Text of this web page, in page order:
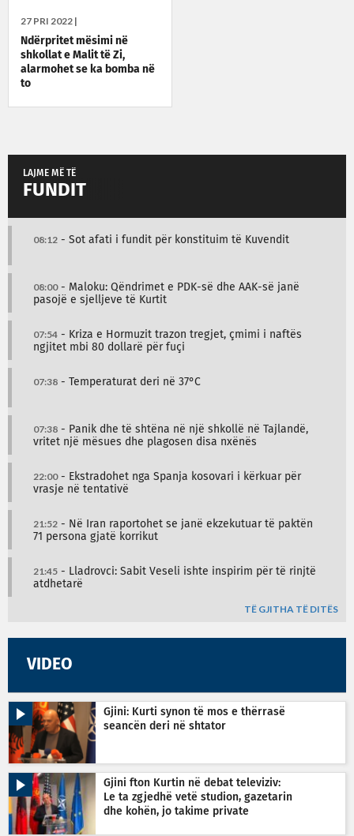
27 PRI 2022 |
Ndërpritet mësimi në
shkollat e Malit të Zi,
alarmohet se ka bomba në
to
LAJME MË TË
FUNDIT
08:12 - Sot afati i fundit për konstituim të Kuvendit
08:00- Maloku: Qëndrimet e PDK-së dhe AAK-së janë
pasojë e sjelljeve të Kurtit
07:54 - Kriza e Hormuzit trazon tregjet, çmimi i naftës
ngjitet mbi 80 dollarë për fuçi
07:38 - Temperaturat deri në 37°C
07:38 - Panik dhe të shtëna në një shkollë në Tajlandë,
vritet një mësues dhe plagosen disa nxënës
22:00- Ekstradohet nga Spanja kosovari i kërkuar për
vrasje në tentativë
21:52 - Në Iran raportohet se janë ekzekutuar të paktën
71 persona gjatë korrikut
21:45 - Lladrovci: Sabit Veseli ishte inspirim për të rinjtë
atdhetarë
TË GJITHA TË DITËS
VIDEO
Gjini: Kurti synon të mos e thërrasë
seancën deri në shtator
Gjini fton Kurtin në debat televiziv:
Le ta zgjedhë vetë studion, gazetarin
dhe kohën, jo takime private